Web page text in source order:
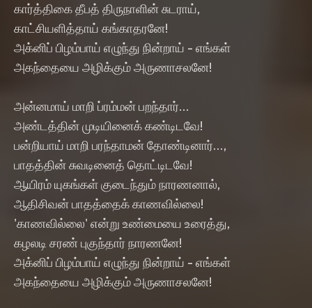
கார்த்திகை தீபத் திருநாளின் சுடராய்,
காட்சியளித்தாய் கங்காதரனே!
அக்னிப் பிழம்பாய் எழுந்து நின்றாய் - எங்கள்
அகந்தையை அழிக்கும் அருணாசலனே!
அன்னமாய் மாறி ப்ரம்மன் பறந்தார்...
அண்டத்தின் முடியினைக் கண்டிடவே!
பன்றியாய் மாறி பரந்தாமன் தோண்டினார்...,
பாதத்தின் சுவடினைத் தொட்டிடவே!
ஆயிரம் யுகங்கள் குடைந்தும் நாரணனால்,
ஆதிசிவன் பாதத்தைக் காணவில்லை!
'காணவில்லை' என்று உண்மையை உரைத்து,
கழலடி சரண் புகுந்தார் நாரணனே!
அக்னிப் பிழம்பாய் எழுந்து நின்றாய் - எங்கள்
அகந்தையை அழிக்கும் அருணாசலனே!